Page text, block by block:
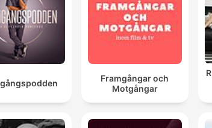
Framgångar och
Motgångar